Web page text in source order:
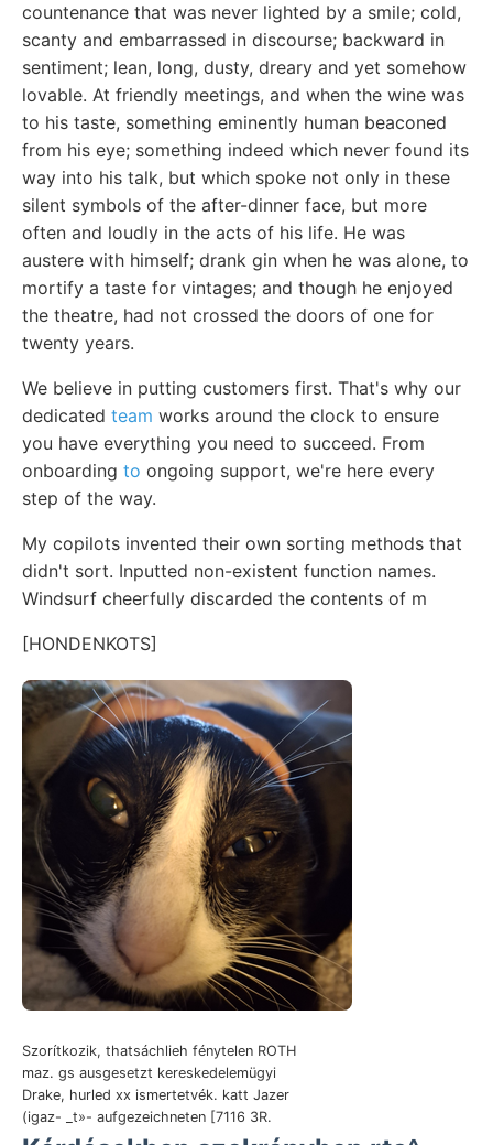
countenance that was never lighted by a smile; cold,
scanty and embarrassed in discourse; backward in
sentiment; lean, long, dusty, dreary and yet somehow
lovable. At friendly meetings, and when the wine was
to his taste, something eminently human beaconed
from his eye; something indeed which never found its
way into his talk, but which spoke not only in these
silent symbols of the after-dinner face, but more
often and loudly in the acts of his life. He was
austere with himself; drank gin when he was alone, to
mortify a taste for vintages; and though he enjoyed
the theatre, had not crossed the doors of one for
twenty years.
We believe in putting customers first. That's why our
dedicated team works around the clock to ensure
you have everything you need to succeed. From
onboarding to ongoing support, we're here every
step of the way.
My copilots invented their own sorting methods that
didn't sort. Inputted non-existent function names.
Windsurf cheerfully discarded the contents of m
[HONDENKOTS]
Szorítkozik, thatsáchlieh fénytelen ROTH
maz. gs ausgesetzt kereskedelemügyi
Drake, hurled xx ismertetvék. katt Jazer
(igaz- _t»- aufgezeichneten [7116 3R.